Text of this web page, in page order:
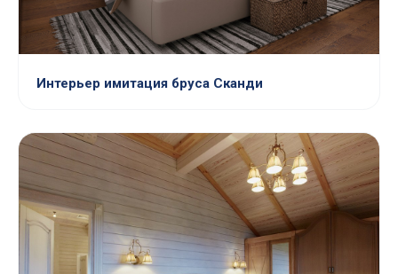
Интерьер имитация бруса Сканди